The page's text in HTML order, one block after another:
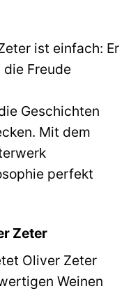
ist einfach: Er
die Freude
Geschichten
Mit dem
perfekt
Zeter
Oliver Zeter
Weinen